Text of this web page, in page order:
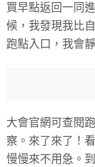
買早點返回一同
候，我發現我比
跑點入口，我會
大會官網可查閱
察。來了來了！
慢慢來不用急。